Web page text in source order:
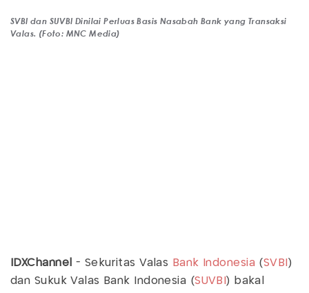
SVBI dan SUVBI Dinilai Perluas Basis Nasabah Bank yang Transaksi
Valas. (Foto: MNC Media)
IDXChannel - Sekuritas Valas Bank Indonesia (SVBI )
dan Sukuk Valas Bank Indonesia (SUVBI ) bakal